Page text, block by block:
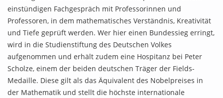
einstündigen Fachgespräch mit Professorinnen und
Professoren, in dem mathematisches Verständnis, Kreativität
und Tiefe geprüft werden. Wer hier einen Bundessieg erringt,
wird in die Studienstiftung des Deutschen Volkes
aufgenommen und erhält zudem eine Hospitanz bei Peter
Scholze, einem der beiden deutschen Träger der Fields-
Medaille. Diese gilt als das Äquivalent des Nobelpreises in
der Mathematik und stellt die höchste internationale